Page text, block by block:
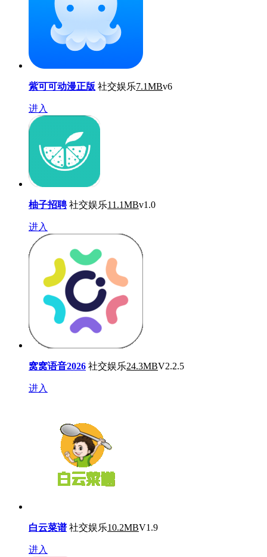
紫可可动漫正版 社交娱乐7.1MBv6
进入
柚子招聘 社交娱乐11.1MBv1.0
进入
窝窝语音2026 社交娱乐24.3MBV2.2.5
进入
白云菜谱 社交娱乐10.2MBV1.9
进入